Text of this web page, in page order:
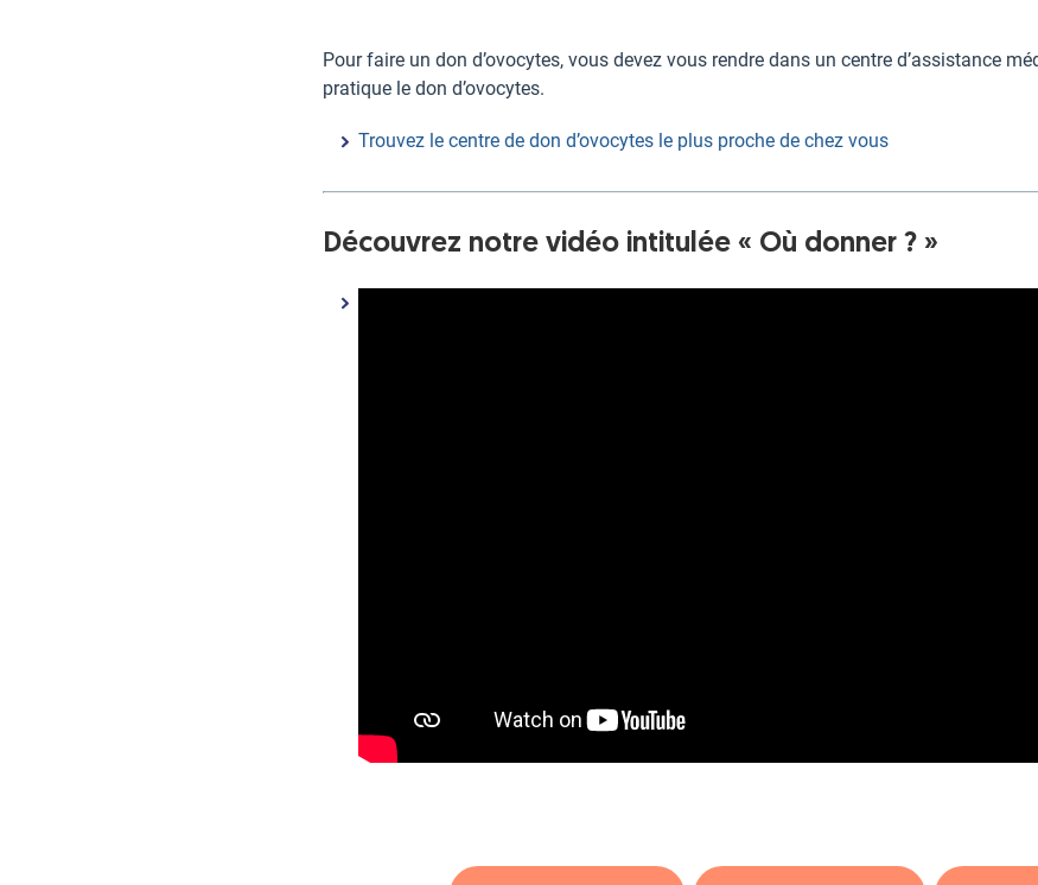
Pour faire un don d’ovocytes, vous devez vous rendre dans un centre d’assistance
pratique le don d’ovocytes.
Trouvez le centre de don d’ovocytes le plus proche de chez vous
Découvrez notre vidéo intitulée « Où donner ? »